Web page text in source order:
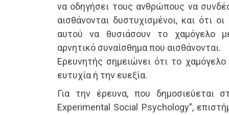
να οδηγήσει τους ανθρώπους να
αισθάνονται δυστυχισμένοι, και ότι
αυτού να θυσιάσουν το χαμόγελο
αρνητικό συναίσθημα που αισθάνονται.
Ερευνητής σημειώνει ότι το
ευτυχία ή την ευεξία.
Για την έρευνα, που δημοσιεύεται
Experimental Social Psychology”,